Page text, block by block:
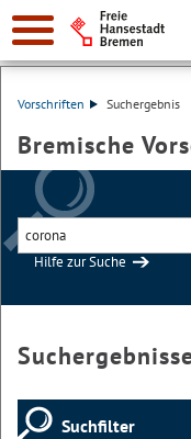
Vorschriften Suchergebnis
Bremische
Hilfe zur Suche
Suchfilter